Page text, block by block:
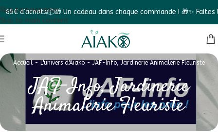
Skip to navigation
Skip to main content
d'achats📦🎁 Un cadeau dans chaque commande ! 🎁✨ Faites le
Accueil - L'univers d'Aïako - JAF-Info, Jardinerie Animalerie Fleuriste
JAF-Info, Jardinerie
Animalerie Fleuriste